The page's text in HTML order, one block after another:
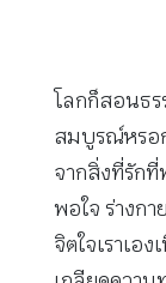
โลกก็สอนธร
สมบูรณ์หรอ
จากสิ่งที่รัก
พอใจ ร่างกา
จิตใจเราเอ